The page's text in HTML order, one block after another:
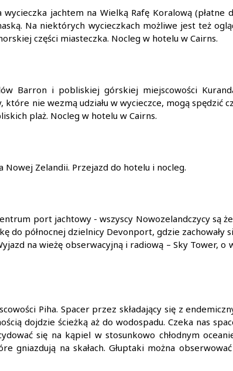
jachtem na Wielką Rafę Koralową (płatne
Na niektórych wycieczkach możliwe jest też
części miasteczka. Nocleg w hotelu w Cairns.
Barron i pobliskiej górskiej miejscowości
nie wezmą udziału w wycieczce, mogą spędzić
plaż. Nocleg w hotelu w Cairns.
Zelandii. Przejazd do hotelu i nocleg.
port jachtowy - wszyscy Nowozelandczycy są
do północnej dzielnicy Devonport, gdzie zachowały
na wieżę obserwacyjną i radiową – Sky Tower, o
Piha. Spacer przez składający się z
dojdzie ścieżką aż do wodospadu. Czeka nas
się na kąpiel w stosunkowo chłodnym
gniazdują na skałach. Głuptaki można